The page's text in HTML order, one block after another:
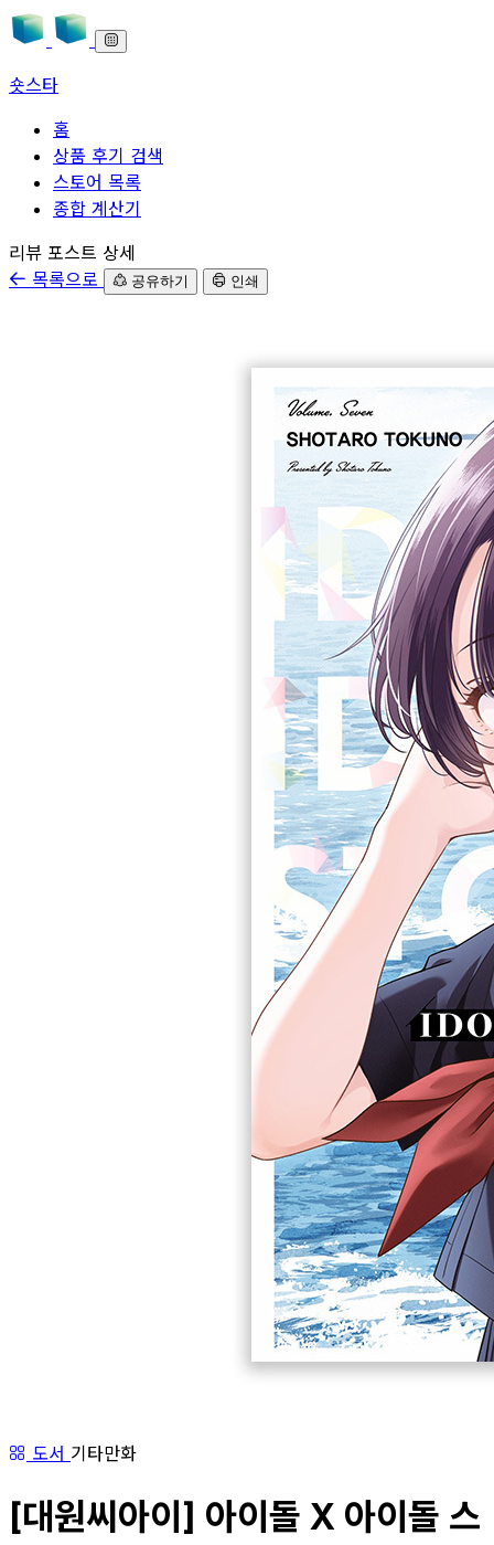
숏스타
홈
상품 후기 검색
스토어 목록
종합 계산기
본문으로 바로가기
리뷰 포스트 상세
목록으로
공유하기 인쇄
도서 기타만화
[대원씨아이] 아이돌 X 아이돌 스